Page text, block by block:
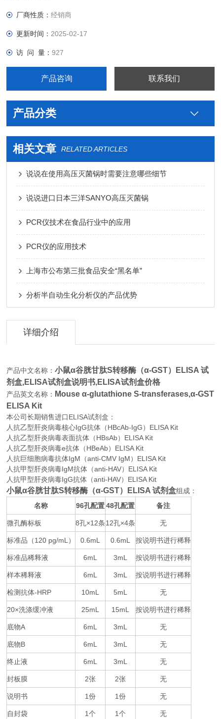
厂商性质：经销商
更新时间： 2025-02-17
访 问 量：927
产品咨询 联系我们
产品分类
相关文章 RELATED ARTICLES
说说在使用高压灭菌锅时需要注意哪些细节
说说进口日本三洋SANYO高压灭菌锅
PCR仪技术在食品行业中的应用
PCR仪的应用技术
上海市公布第三批食品安全“黑名单”
分析半自动生化分析仪的产品优势
详细介绍
产品中文名称：小鼠α谷胱甘肽S转移酶（α-GST）ELISA 试
剂盒,ELISA试剂盒说明书,ELISA试剂盒价格
产品英文名称： Mouse α-glutathione S-transferases,α-GST
ELISA Kit
本公司长期销售进口ELISA试剂盒：
人抗乙型肝炎病毒核心IgG抗体（HBcAb-IgG）ELISA Kit
人抗乙型肝炎病毒表面抗体（HBsAb）ELISA Kit
人抗乙型肝炎病毒e抗体（HBeAb）ELISA Kit
人抗巨细胞病毒抗体IgM（anti-CMV IgM）ELISA Kit
人抗甲型肝炎病毒IgM抗体（anti-HAV）ELISA Kit
人抗甲型肝炎病毒IgG抗体（anti-HAV）ELISA Kit
小鼠α谷胱甘肽S转移酶（α-GST）ELISA 试剂盒组成：
名称
96孔配置 48孔配置 备注
微孔酶标板 8孔×12条 12孔×4条 无
标准品（120 pg/mL ） 0.6mL 0.6mL 按说明书进行稀释
标准品稀释液 6mL 3mL 按说明书进行稀释
样本稀释液 6mL 3mL 按说明书进行稀释
检测抗体-HRP 10mL 5mL 无
20×洗涤缓冲液 25mL 15mL 按说明书进行稀释
底物A 6mL 3mL 无
底物B 6mL 3mL 无
终止液 6mL 3mL 无
封板膜 2张 2张 无
说明书 1份 1份 无
自封袋 1个 1个 无